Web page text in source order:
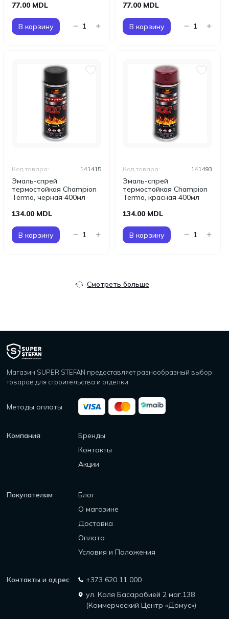
77.00 MDL
В корзину
77.00 MDL
В корзину
Эмаль-спрей
термостойкая Champion
Termo, черная 400мл
Код товара: 141415
134.00 MDL
В корзину
Эмаль-спрей
термостойкая Champion
Termo, красная 400мл
Код товара: 141493
134.00 MDL
В корзину
Смотреть больше
Магазин SUPER STEFAN предоставляет разнообразный выбор
товаров для строительства и отделки.
Методы оплаты
Компания
Бренды
Контакты
Акции
Покупателям
Блог
О магазине
Доставка
Оплата
Условия и Положения
Контакты и адрес
+373 620 11 000
ул. Каля Басарабией 2 маг.138
(Коммерческий Центр «Домус»)